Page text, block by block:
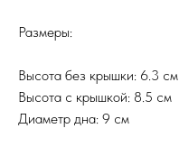
Размеры:
Высота без крышки: 6.3 см
Высота с крышкой: 8.5 см
Диаметр дна: 9 см